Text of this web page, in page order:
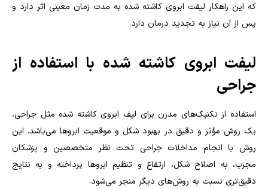
که این راهکار لیفت ابروی کاشته شده به مدت زمان معینی اثر دارد و
پس از آن نیاز به تجدید درمان دارد.
لیفت ابروی کاشته شده با استفاده از
جراحی
استفاده از تکنیک‌های مدرن برای لیف ابروی کاشته شده مثل جراحی،
یک روش مؤثر و دقیق در بهبود شکل و موقعیت ابروها می‌باشد. این
روش با انجام مداخلات جراحی تحت نظر متخصصین و پزشکان
مجرب، به اصلاح شکل، ارتفاع و تنظیم ابروها پرداخته و به نتایج
دقیق‌تری نسبت به روش‌های دیگر منجر می‌شود.